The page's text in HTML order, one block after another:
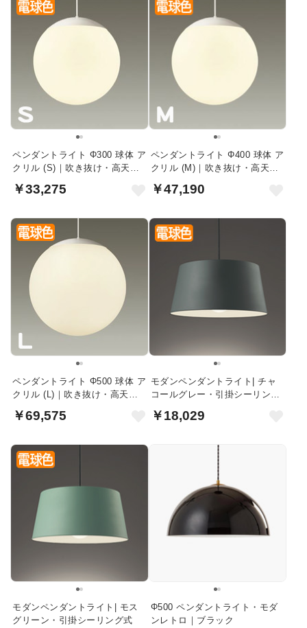
ペンダントライト Φ300 球体 ア
クリル (S)｜吹き抜け・高天井
￥33,275
ペンダントライト Φ400 球体 ア
クリル (M)｜吹き抜け・高天井
￥47,190
ペンダントライト Φ500 球体 ア
クリル (L)｜吹き抜け・高天井
￥69,575
モダンペンダントライト| チャ
コールグレー・引掛シーリング
￥18,029
モダンペンダントライト| モス
グリーン・引掛シーリング式
Φ500 ペンダントライト・モダ
ンレトロ｜ブラック